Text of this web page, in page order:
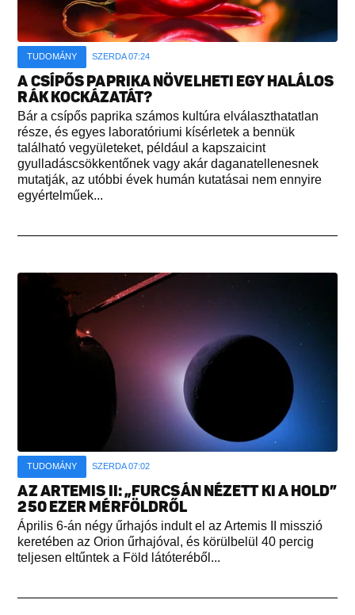
TUDOMÁNY SZERDA 07:24
A CSÍPŐS PAPRIKA NÖVELHETI EGY HALÁLOS
RÁK KOCKÁZATÁT?
Bár a csípős paprika számos kultúra elválaszthatatlan
része, és egyes laboratóriumi kísérletek a bennük
található vegyületeket, például a kapszaicint
gyulladáscsökkentőnek vagy akár daganatellenesnek
mutatják, az utóbbi évek humán kutatásai nem ennyire
egyértelműek...
TUDOMÁNY SZERDA 07:02
AZ ARTEMIS II: „FURCSÁN NÉZETT KI A HOLD”
250 EZER MÉRFÖLDRŐL
Április 6-án négy űrhajós indult el az Artemis II misszió
keretében az Orion űrhajóval, és körülbelül 40 percig
teljesen eltűntek a Föld látóteréből...